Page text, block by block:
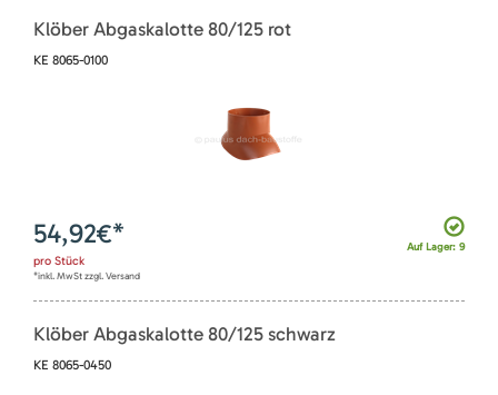
Klöber Abgaskalotte 80/125 rot
KE 8065-0100
Auf Lager: 9
54,92€*
pro Stück
*inkl. MwSt zzgl. Versand
Klöber Abgaskalotte 80/125 schwarz
KE 8065-0450